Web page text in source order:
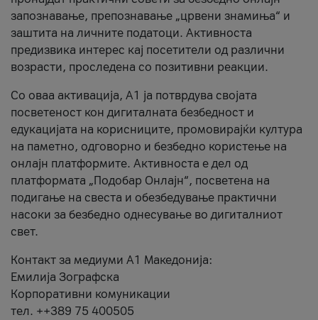
запознавање, препознавање „црвени знамиња“ и
заштита на личните податоци. Активноста
предизвика интерес кај посетители од различни
возрасти, проследена со позитивни реакции.
Со оваа активација, А1 ја потврдува својата
посветеност кон дигиталната безбедност и
едукацијата на корисниците, промовирајќи култура
на паметно, одговорно и безбедно користење на
онлајн платформите. Активноста е дел од
платформата „Подобар Онлајн“, посветена на
подигање на свеста и обезбедување практични
насоки за безбедно однесување во дигиталниот
свет.
Контакт за медиуми А1 Македонија:
Емилија Зографска
Корпоративни комуникации
тел. ++389 75 400505